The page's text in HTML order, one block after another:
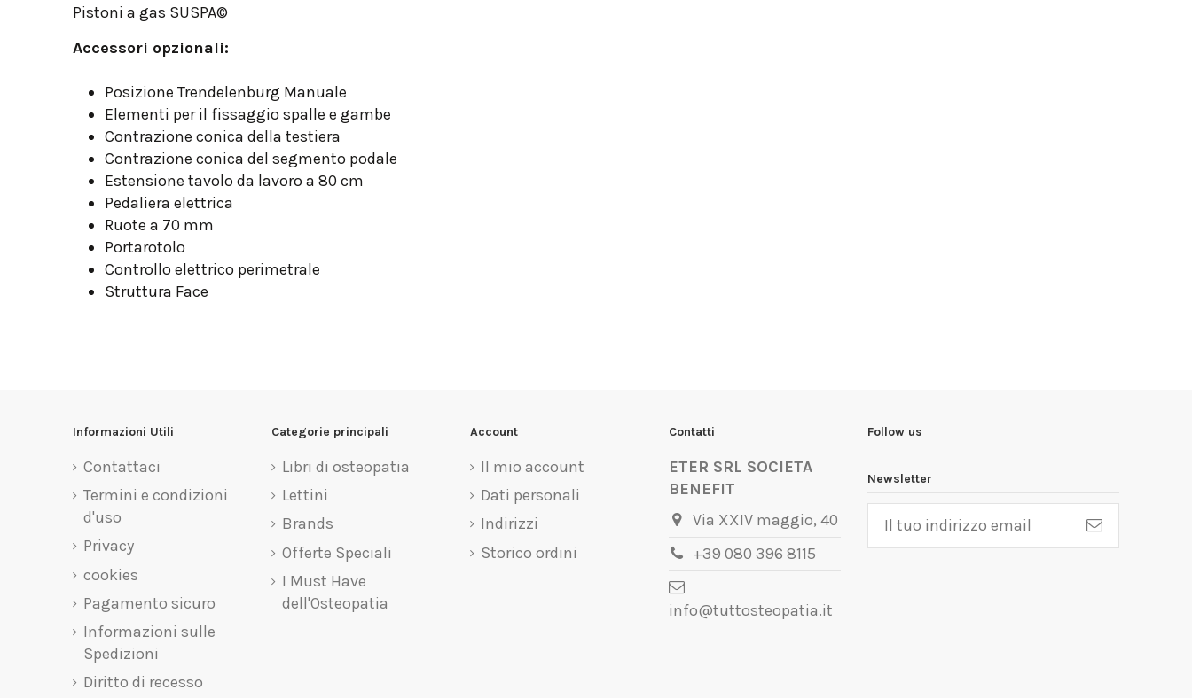
Pistoni a gas SUSPA©
Accessori opzionali:
Posizione Trendelenburg Manuale
Elementi per il fissaggio spalle e gambe
Contrazione conica della testiera
Contrazione conica del segmento podale
Estensione tavolo da lavoro a 80 cm
Pedaliera elettrica
Ruote a 70 mm
Portarotolo
Controllo elettrico perimetrale
Struttura Face
Informazioni Utili
Contattaci
Termini e condizioni
d'uso
Privacy
cookies
Pagamento sicuro
Informazioni sulle
Spedizioni
Diritto di recesso
Categorie principali
Libri di osteopatia
Lettini
Brands
Offerte Speciali
I Must Have
dell'Osteopatia
Account
Il mio account
Dati personali
Indirizzi
Storico ordini
Contatti
ETER SRL SOCIETA
BENEFIT
Via XXIV maggio, 40
+39 080 396 8115
info@tuttosteopatia.it
Follow us
Newsletter